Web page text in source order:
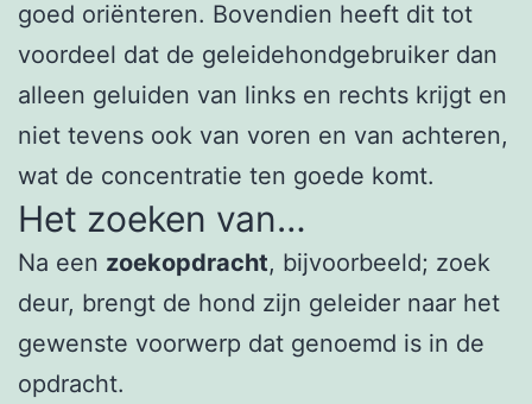
goed oriënteren. Bovendien heeft dit tot
voordeel dat de geleidehondgebruiker dan
alleen geluiden van links en rechts krijgt en
niet tevens ook van voren en van achteren,
wat de concentratie ten goede komt.
Het zoeken van…
Na een zoekopdracht, bijvoorbeeld; zoek
deur, brengt de hond zijn geleider naar het
gewenste voorwerp dat genoemd is in de
opdracht.